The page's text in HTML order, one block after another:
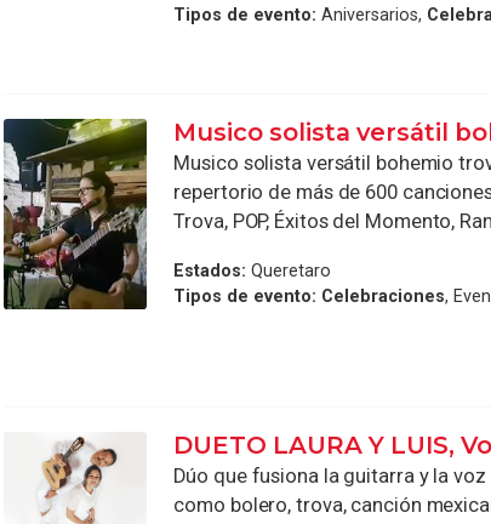
Tipos de evento: Aniversarios,
Musico solista versátil
Musico solista versátil bohemio
repertorio de más de 600
Trova, POP, Éxitos del Momento,
Estados: Queretaro
Tipos de evento: Celebraciones,
DUETO LAURA Y LUIS,
Dúo que fusiona la guitarra y la
como bolero, trova, canción